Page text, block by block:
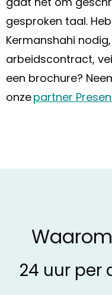
gesproken taal.
Kermanshahi
arbeidscontract,
een brochure?
onzepartner
24 uur per